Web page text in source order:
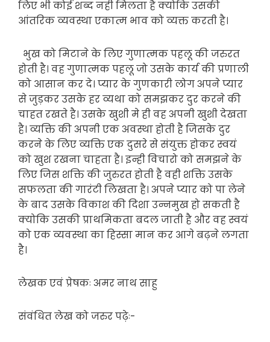
लिए भी कोई शब्द नही मिलता है क्योकि उसकी
आंतरिक व्यवस्था एकात्म भाव को व्यक्त करती है।
भुख को मिटाने के लिए गुणात्मक पहलू की जरुरत
होती है। वह गुणात्मक पहलू जो उसके कार्य की प्रणाली
को आसान कर दे। प्यार के गुणकारी लोग अपने प्यार
से जुड़कर उसके हर व्यथा को समझकर दुर करने की
चाहत रखते है। उसके खुशी मे ही वह अपनी खुशी देखता
है। व्यक्ति की अपनी एक अवस्था होती है जिसके दुर
करने के लिए व्यक्ति एक दुसरे से संयुक्त होकर स्वयं
को खुश रखना चाहता है। इन्ही विचारो को समझने के
लिए जिस शक्ति की जुरुरत होती है वही शक्ति उसके
सफलता की गारंटी लिखता है। अपने प्यार को पा लेने
के बाद उसके विकाश की दिशा उन्नमुख हो सकती है
क्योकि उसकी प्राथमिकता बदल जाती है और वह स्वयं
को एक व्यवस्था का हिस्सा मान कर आगे बढ़ने लगता
है।
लेखक एवं प्रेषकः अमर नाथ साहु
संवंधित लेख को जरुर पढ़ेः-